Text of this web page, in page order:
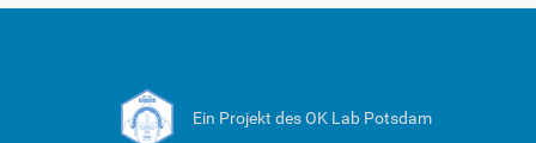
Ein Projekt des OK Lab Potsdam